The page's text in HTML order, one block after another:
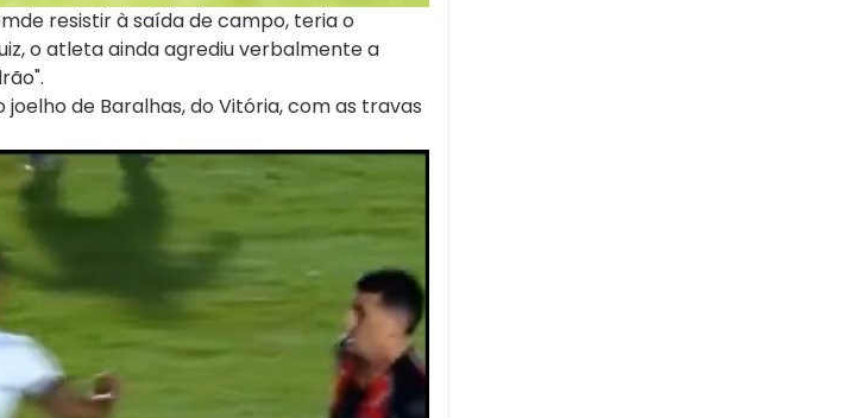
resistir à saída de campo, teria o
o atleta ainda agrediu verbalmente a
de Baralhas, do Vitória, com as travas